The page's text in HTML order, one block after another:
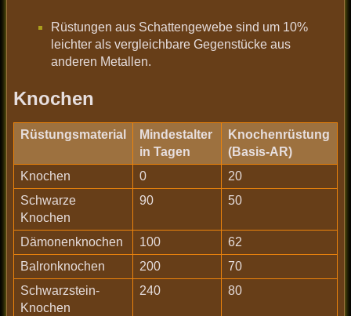
Rüstungen aus Schattengewebe sind um 10%
leichter als vergleichbare Gegenstücke aus
anderen Metallen.
Knochen
Rüstungsmaterial
Mindestalter
in Tagen
Knochenrüstung
(Basis-AR)
Knochen
0
20
Schwarze
Knochen
90 50
Dämonenknochen 100
62
Balronknochen
200
70
Schwarzstein-
Knochen
240 80